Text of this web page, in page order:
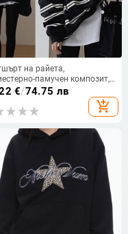
на райета,
памучен композит,
ръкави, кръгла яка,
€/74.75 лв
add_shopping_cart